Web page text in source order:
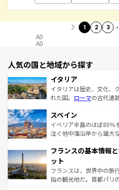
1 2 3
AD
AD
人気の国と地域から探す
イタリア
イタリアは歴史、文化、
れた国。 ローマの古代遺
ろん、トスカーナの美し
景など、自然景観も見逃
ピザやパスタなど、絶品
ませてくれるイタリアで
なお、新着のイタリア情報
しい。
スペイン
イベリア半島のほぼ80％
注ぐ地中海沿岸から雄大
文化が根付くこの国では
れる闘牛、そして美味し
る。首都マドリードの洗
アートに溢れた街角から
フランスの基本情報
ット
フランスは、世界中の旅
指の観光地だ。首都パリ